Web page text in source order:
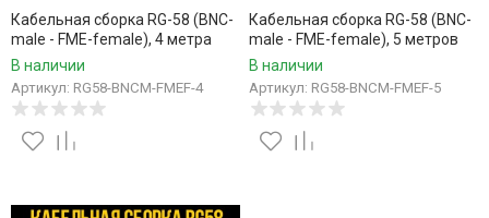
Кабельная сборка RG-58 (BNC-
male - FME-female), 4 метра
В наличии
Артикул: RG58-BNCM-FMEF-4
Кабельная сборка RG-58 (BNC-
male - FME-female), 5 метров
В наличии
Артикул: RG58-BNCM-FMEF-5